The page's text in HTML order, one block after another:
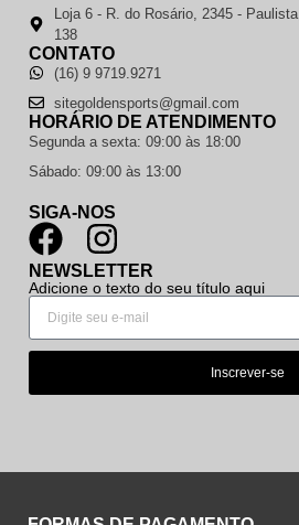
Loja 6 - R. do Rosário, 2345 -
138
CONTATO
(16) 9 9719.9271
sitegoldensports@gmail.com
HORÁRIO DE ATENDIMENTO
Segunda a sexta: 09:00 às 18:00
Sábado: 09:00 às 13:00
SIGA-NOS
NEWSLETTER
Adicione o texto do seu título aqui
Inscrever-se